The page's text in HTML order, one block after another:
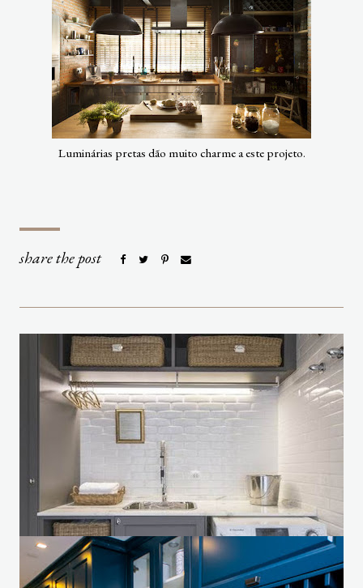
Luminárias pretas dão muito charme a este projeto.